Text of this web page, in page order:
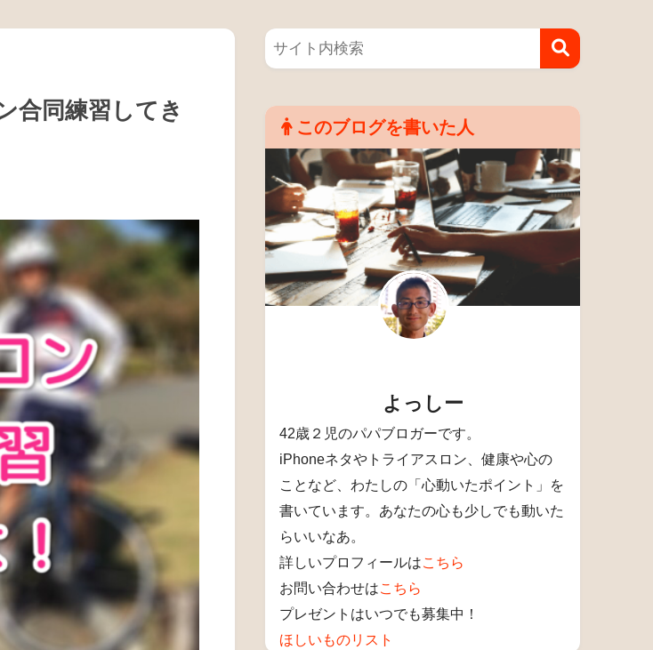
合同練習してき
このブログを書いた人
よっしー
42歳２児のパパブロガーです。
iPhoneネタやトライアスロン、健康や心の
ことなど、わたしの「心動いたポイント」を
書いています。あなたの心も少しでも動いた
らいいなあ。
詳しいプロフィールはこちら
お問い合わせはこちら
プレゼントはいつでも募集中！
ほしいものリスト